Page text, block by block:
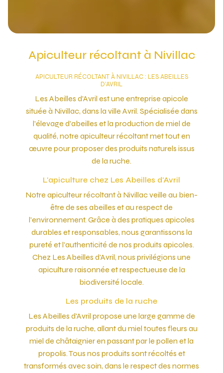
Apiculteur récoltant à Nivillac
APICULTEUR RÉCOLTANT À NIVILLAC : LES ABEILLES
D'AVRIL
Les Abeilles d'Avril est une entreprise apicole
située à Nivillac, dans la ville Avril. Spécialisée dans
l'élevage d'abeilles et la production de miel de
qualité, notre apiculteur récoltant met tout en
œuvre pour proposer des produits naturels issus
de la ruche.
L'apiculture chez Les Abeilles d'Avril
Notre apiculteur récoltant à Nivillac veille au bien-
être de ses abeilles et au respect de
l'environnement. Grâce à des pratiques apicoles
durables et responsables, nous garantissons la
pureté et l'authenticité de nos produits apicoles.
Chez Les Abeilles d'Avril, nous privilégions une
apiculture raisonnée et respectueuse de la
biodiversité locale.
Les produits de la ruche
Les Abeilles d'Avril propose une large gamme de
produits de la ruche, allant du miel toutes fleurs au
miel de châtaignier en passant par le pollen et la
propolis. Tous nos produits sont récoltés et
transformés avec soin, dans le respect des normes